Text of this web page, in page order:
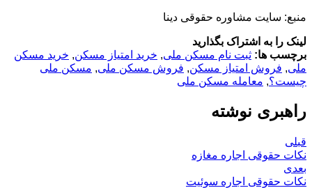
منبع: سایت مشاوره حقوقی دینا
لینک را به اشتراک بگذارید
برچسب ها: ثبت نام مسکن ملی, خرید امتیاز مسکن, خرید مسکن
ملی, فروش امتیاز مسکن, فروش مسکن ملی, مسکن ملی
چیست؟, معامله مسکن ملی
راهبری نوشته
قبلی
نکات حقوقی اجاره مغازه
بعدی
نکات حقوقی اجاره سوئیت